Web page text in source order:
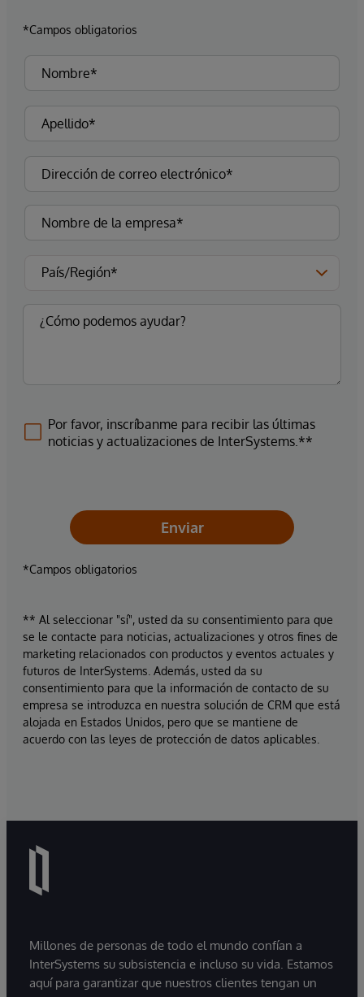
*Campos obligatorios
Por favor, inscríbanme para recibir las últimas
noticias y actualizaciones de InterSystems.**
Enviar
*Campos obligatorios
** Al seleccionar "sí", usted da su consentimiento para que
se le contacte para noticias, actualizaciones y otros fines de
marketing relacionados con productos y eventos actuales y
futuros de InterSystems. Además, usted da su
consentimiento para que la información de contacto de su
empresa se introduzca en nuestra solución de CRM que está
alojada en Estados Unidos, pero que se mantiene de
acuerdo con las leyes de protección de datos aplicables.
Millones de personas de todo el mundo confían a
InterSystems su subsistencia e incluso su vida. Estamos
aquí para garantizar que nuestros clientes tengan un